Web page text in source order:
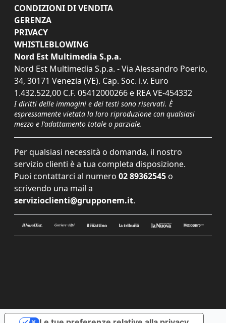
CONDIZIONI DI VENDITA
GERENZA
PRIVACY
WHISTLEBLOWING
Nord Est Multimedia S.p.a.
Nord Est Multimedia S.p.a. - Via Alessandro Poerio,
34, 30171 Venezia (VE). Cap. Soc. i.v. Euro
1.432.522,00 C.F. 05412000266 e REA VE-454332
I diritti delle immagini e dei testi sono riservati. È
espressamente vietata la loro riproduzione con qualsiasi
mezzo e l'adattamento totale o parziale.
Per qualsiasi necessità o domanda, il nostro
servizio clienti è a tua completa disposizione.
Puoi contattarci al numero 02 89362545 o
scrivendo una mail a
servizioclienti@grupponem.it.